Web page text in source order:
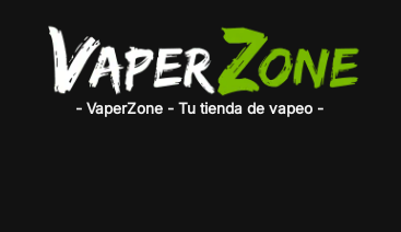
- VaperZone - Tu tienda de vapeo -